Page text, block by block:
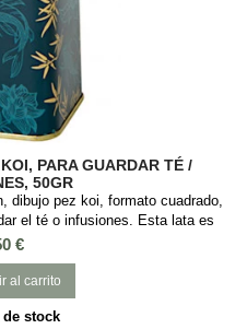
PARA GUARDAR TÉ /
50GR
dibujo pez koi, formato cuadrado,
el té o infusiones. Esta lata es
con tapa a presión y con
5,5 x 8,5 cm.
€
al carrito
de stock